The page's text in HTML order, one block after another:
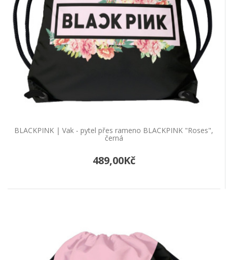
BLACKPINK | Vak - pytel přes rameno BLACKPINK "Roses",
černá
489,00Kč